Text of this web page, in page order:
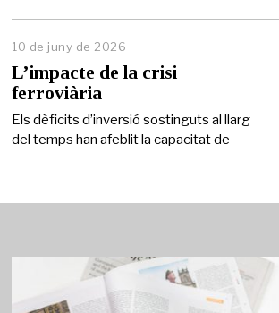
2
6
10 de juny de 2026
L’impacte de la crisi
ferroviària
Els dèficits d’inversió sostinguts al llarg
del temps han afeblit la capacitat de